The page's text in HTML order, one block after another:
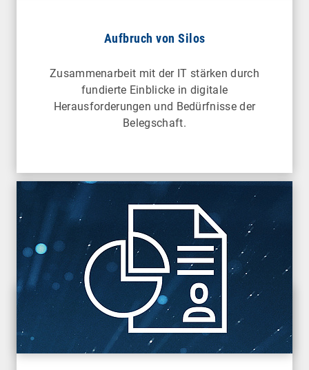
Aufbruch von Silos
Zusammenarbeit mit der IT stärken durch
fundierte Einblicke in digitale
Herausforderungen und Bedürfnisse der
Belegschaft.